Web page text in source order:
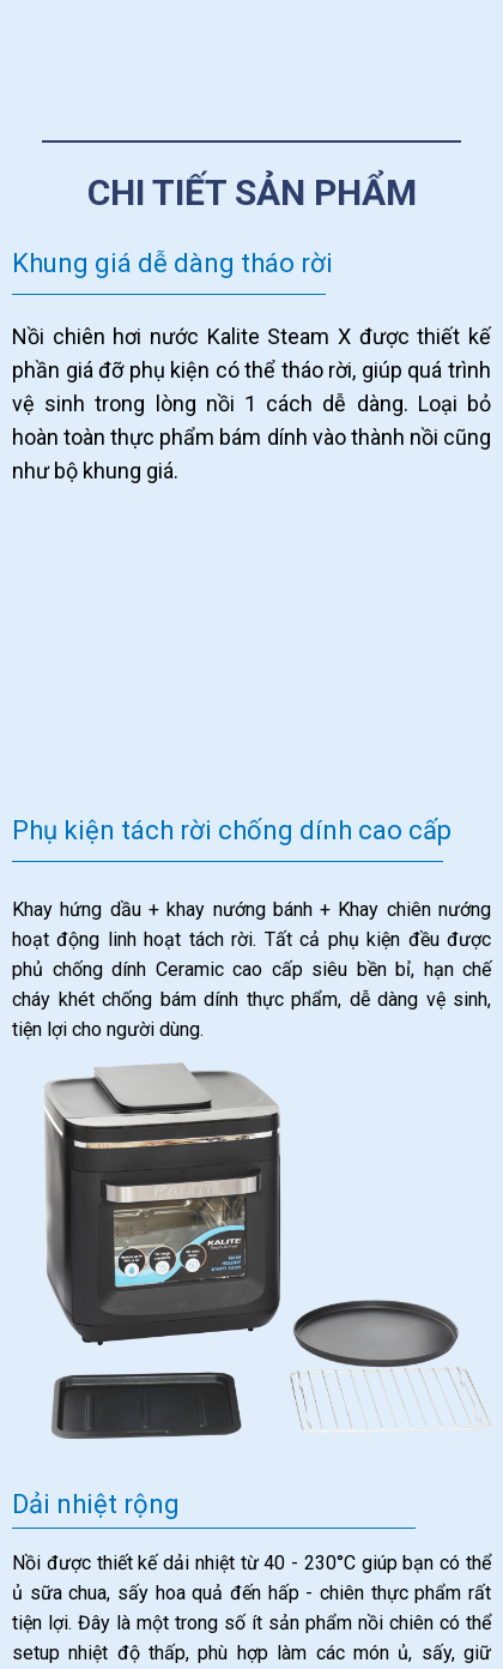
CHI TIẾT SẢN PHẨM
Khung giá dễ dàng tháo rời
Nồi chiên hơi nước Kalite Steam X được thiết kế
phần giá đỡ phụ kiện có thể tháo rời, giúp quá trình
vệ sinh trong lòng nồi 1 cách dễ dàng. Loại bỏ
hoàn toàn thực phẩm bám dính vào thành nồi cũng
như bộ khung giá.
Phụ kiện tách rời chống dính cao cấp
Khay hứng dầu + khay nướng bánh + Khay chiên nướng
hoạt động linh hoạt tách rời. Tất cả phụ kiện đều được
phủ chống dính Ceramic cao cấp siêu bền bỉ, hạn chế
cháy khét chống bám dính thực phẩm, dễ dàng vệ sinh,
tiện lợi cho người dùng.
Dải nhiệt rộng
Nồi được thiết kế dải nhiệt từ 40 - 230°C giúp bạn có thể
ủ sữa chua, sấy hoa quả đến hấp - chiên thực phẩm rất
tiện lợi. Đây là một trong số ít sản phẩm nồi chiên có thể
setup nhiệt độ thấp, phù hợp làm các món ủ, sấy, giữ